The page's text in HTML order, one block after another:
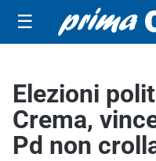
☰
Elezioni
Crema,
Pd non